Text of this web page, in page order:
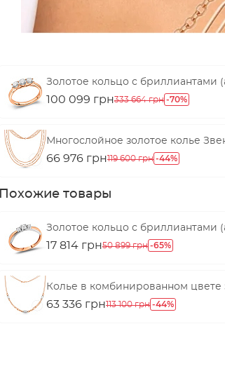
Золотое кольцо с бриллиантами
100 099 грн333 664 грн -70%
Многослойное золотое колье
66 976 грн119 600 грн -44%
Похожие товары
Золотое кольцо с бриллиантами
17 814 грн50 899 грн -65%
Колье в комбинированном цвете
63 336 грн113 100 грн -44%